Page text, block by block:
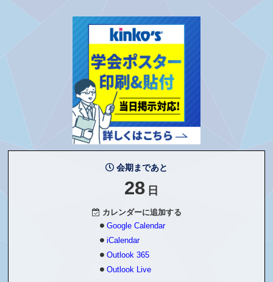
会期まであと
28 日
カレンダーに追加する
Google Calendar
iCalendar
Outlook 365
Outlook Live